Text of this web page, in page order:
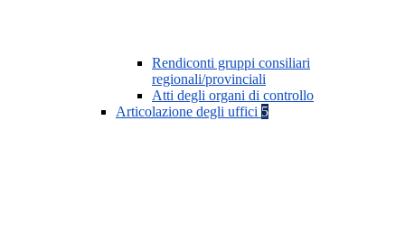
Rendiconti gruppi consiliari
regionali/provinciali
Atti degli organi di controllo
Articolazione degli uffici 5